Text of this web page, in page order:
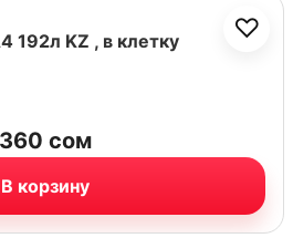
♡
192л KZ , в клетку
360 сом
В корзину